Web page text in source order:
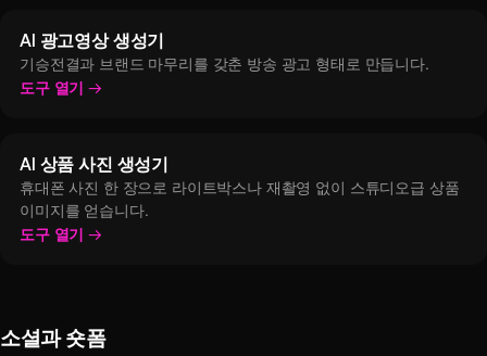
AI 광고영상 생성기
기승전결과 브랜드 마무리를 갖춘 방송 광고 형태로 만듭니다.
도구 열기
AI 상품 사진 생성기
휴대폰 사진 한 장으로 라이트박스나 재촬영 없이 스튜디오급 상품
이미지를 얻습니다.
도구 열기
소셜과 숏폼